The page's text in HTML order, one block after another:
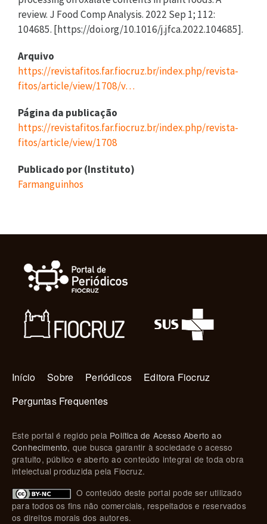
review. J Food Comp Analysis. 2022 Sep 1; 112:
104685. [https://doi.org/10.1016/j.jfca.2022.104685].
Arquivo
https://revistafitos.far.fiocruz.br/index.php/revista-
fitos/article/view/1708/v…
Página da publicação
https://revistafitos.far.fiocruz.br/index.php/revista-
fitos/article/view/1708
Publicado por (Instituto)
Farmanguinhos
Navegação principal
Início Sobre Periódicos
Editora Fiocruz
Perguntas Frequentes
Este portal é regido pela Política de Acesso Aberto ao
Conhecimento, que busca garantir à sociedade o acesso
gratuito, público e aberto ao conteúdo integral de toda obra
intelectual produzida pela Fiocruz.
O conteúdo deste portal pode ser utilizado
para todos os fins não comerciais, respeitados e reservados
os direitos morais dos autores.